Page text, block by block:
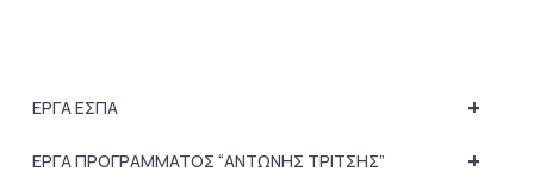
+
ΕΡΓΑ ΕΣΠΑ
+
ΕΡΓΑ ΠΡΟΓΡΑΜΜΑΤΟΣ “ΑΝΤΩΝΗΣ ΤΡΙΤΣΗΣ”